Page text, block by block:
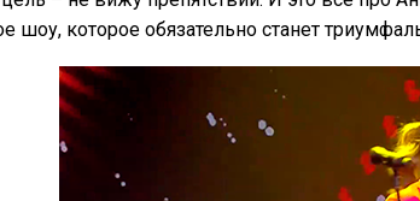
шоу, которое обязательно станет